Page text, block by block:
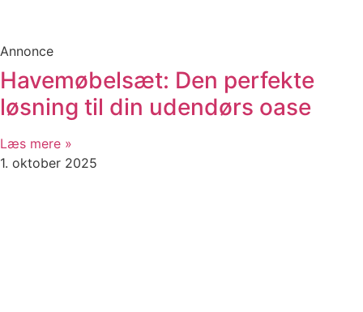
Annonce
Havemøbelsæt: Den perfekte
løsning til din udendørs oase
Læs mere »
1. oktober 2025